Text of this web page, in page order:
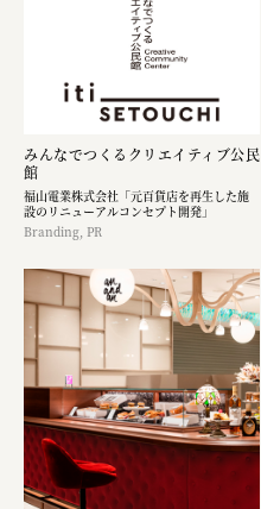
みんなでつくるクリエイティブ公民
館
福山電業株式会社「元百貨店を再生した施
設のリニューアルコンセプト開発」
Branding, PR